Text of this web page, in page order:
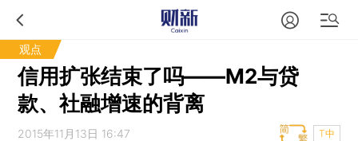
观点
信用扩张结束了吗——M2与贷
款、社融增速的背离
2015年11月13日 16:47 T中